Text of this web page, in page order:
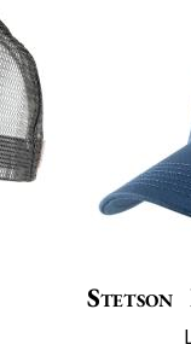
Stetson